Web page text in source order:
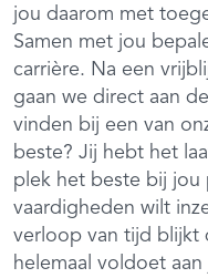
jou daarom met
Samen met jou
carrière. Na een
gaan we direct aan
vinden bij een van
beste? Jij hebt het
plek het beste bij jou
vaardigheden wilt
verloop van tijd blijkt
helemaal voldoet